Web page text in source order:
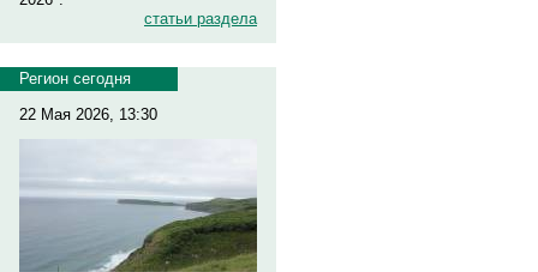
статьи раздела
Регион сегодня
22 Мая 2026, 13:30